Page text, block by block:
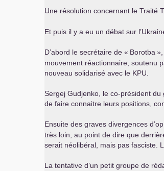
Une résolution concernant le Traité
Et puis il y a eu un débat sur
D’abord le secrétaire de « Borotba
mouvement réactionnaire, soutenu
nouveau solidarisé avec le KPU
Sergej Gudjenko, le co-président
de faire connaitre leurs positions,
Ensuite des graves divergences
très loin, au point de dire que
serait néolibéral, mais pas fasciste.
La tentative d’un petit groupe de